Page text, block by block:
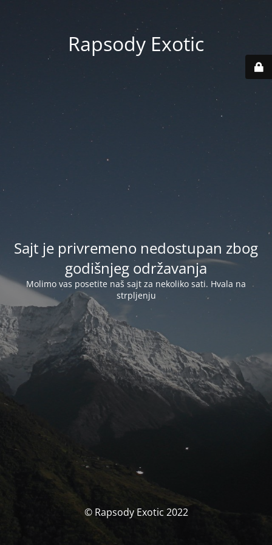
Rapsody Exotic
Sajt je privremeno nedostupan zbog
godišnjeg održavanja
Molimo vas posetite naš sajt za nekoliko sati. Hvala na
strpljenju
© Rapsody Exotic 2022